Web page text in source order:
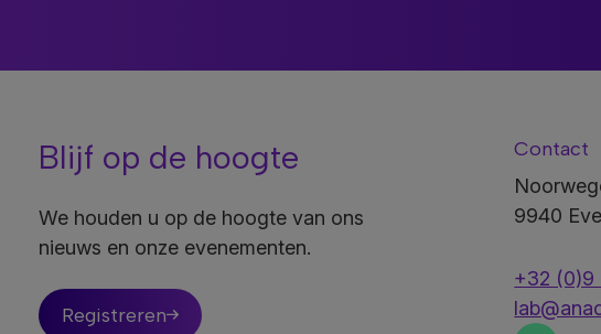
Blijf op de hoogte
We houden u op de hoogte van ons
nieuws en onze evenementen.
Registreren
Contact
9940
+32 (0)9